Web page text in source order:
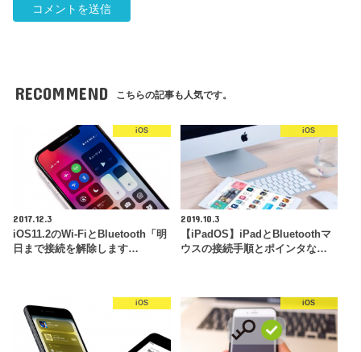
RECOMMEND こちらの記事も人気です。
iOS
2017.12.3
iOS11.2のWi-FiとBluetooth「明
日まで接続を解除します…
iOS
2019.10.3
【iPadOS】iPadとBluetoothマ
ウスの接続手順とポインタな…
iOS iOS